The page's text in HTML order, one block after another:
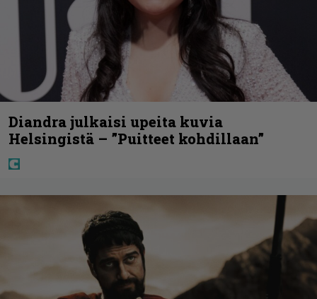
Diandra julkaisi upeita kuvia
Helsingistä – ”Puitteet kohdillaan”